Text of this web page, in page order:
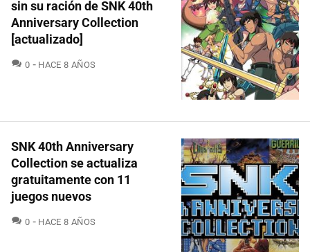
sin su ración de SNK 40th
Anniversary Collection
[actualizado]
0 COMENTARIOS
HACE 8 AÑOS
SNK 40th Anniversary
Collection se actualiza
gratuitamente con 11
juegos nuevos
0 COMENTARIOS
HACE 8 AÑOS